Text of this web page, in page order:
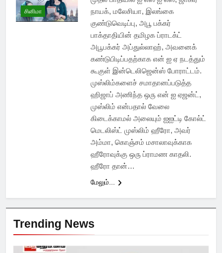
சினிமா
நாயக், மலேசியா, இலங்கை
குண்டுவெடிப்பு, அபூ பக்கர்
பாக்தாதியின் தமிழக ப்ராடக்ட்
அபூபக்கர் அப்துல்லாஹ், அவனைக்
கண்டுபிடிப்பதற்காக என் ஐ ஏ நடத்தும்
கூகுள் இன்டெலிஜென்ஸ் போராட்டம்.
முஸ்லிம்களைச் சமாதானப்படுத்த
ஹிஜாப் அணிந்த ஒரு என் ஐ ஏஜன்ட்,
முஸ்லிம் என்பதால் வேலை
கிடைக்காமல் அலையும் ஐஐட்டி கோல்ட்
மெடலிஸ்ட் முஸ்லிம் ஹீரோ, அவர்
அம்மா, கொஞ்சம் மசாலாவுக்காக
ஹீரோவுக்கு ஒரு ப்ராமண காதலி.
ஹீரோ தான்…
மேலும்...
Trending News